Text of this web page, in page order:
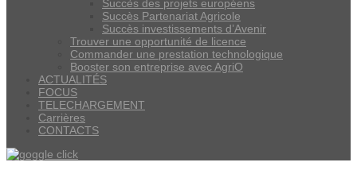
Succès des projets européens
Succès Partenariat Agricole
Succès investissements d’Avenir
Trouver une opportunité de licence
Commander une prestation technologique
Booster son entreprise avec AgriO
ACTUALITÉS
FOCUS
TELECHARGEMENT
Carrières
CONTACTS